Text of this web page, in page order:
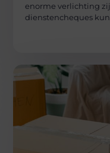
enorme verlichting
dienstencheques